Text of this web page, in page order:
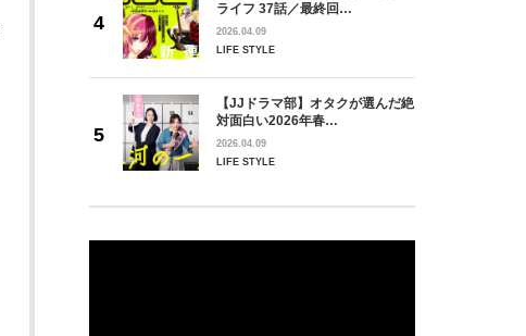
ライフ 37話／最終回…
2026.04.09
LIFE STYLE
【JJドラマ部】オタクが選んだ絶
対面白い2026年春…
2026.04.09
LIFE STYLE